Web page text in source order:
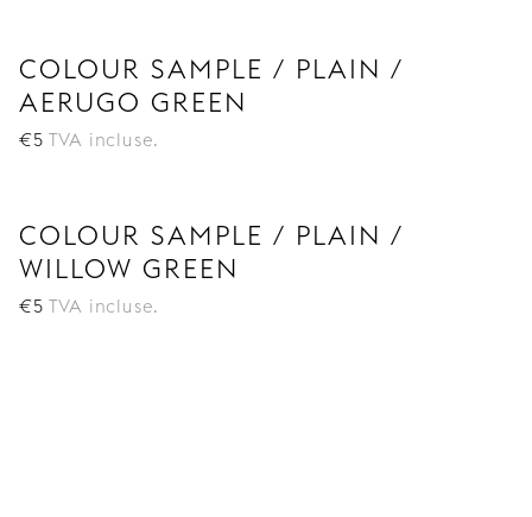
COLOUR SAMPLE / PLAIN /
AERUGO GREEN
€5 TVA incluse.
COLOUR SAMPLE / PLAIN /
WILLOW GREEN
€5 TVA incluse.